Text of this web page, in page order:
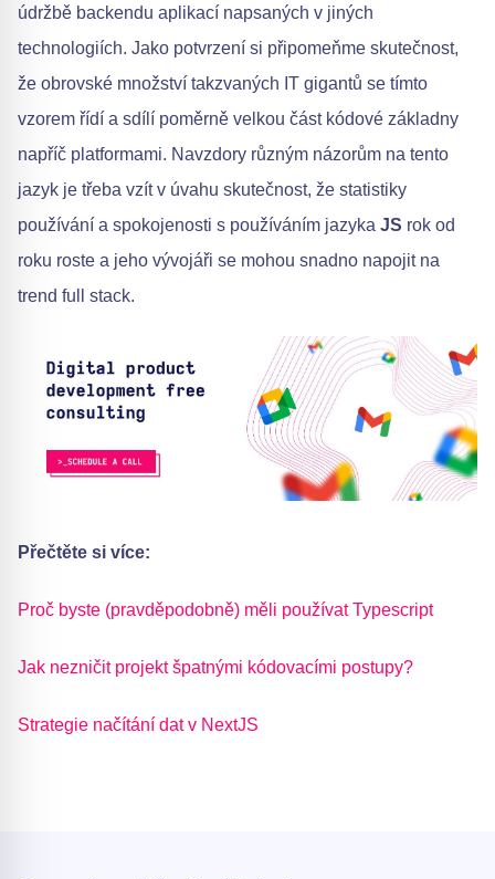
údržbě backendu aplikací napsaných v jiných
technologiích. Jako potvrzení si připomeňme skutečnost,
že obrovské množství takzvaných IT gigantů se tímto
vzorem řídí a sdílí poměrně velkou část kódové základny
napříč platformami. Navzdory různým názorům na tento
jazyk je třeba vzít v úvahu skutečnost, že statistiky
používání a spokojenosti s používáním jazyka JS rok od
roku roste a jeho vývojáři se mohou snadno napojit na
trend full stack.
Přečtěte si více:
Proč byste (pravděpodobně) měli používat Typescript
Jak nezničit projekt špatnými kódovacími postupy?
Strategie načítání dat v NextJS